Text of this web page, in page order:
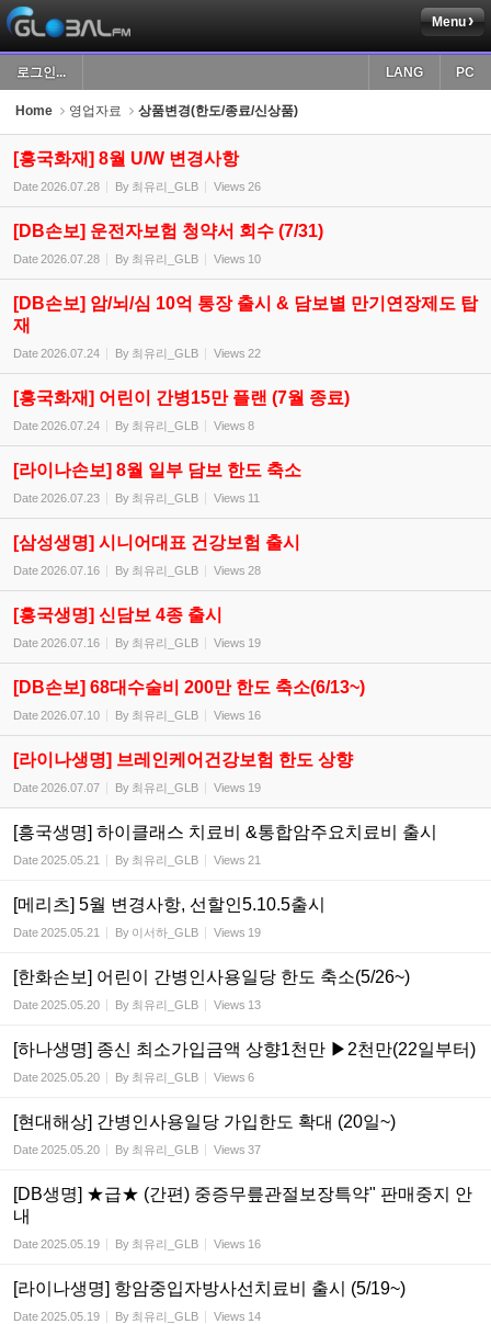
Menu
로그인... PC
LANG
Home 영업자료 상품변경(한도/종료/신상품)
[흥국화재] 8월 U/W 변경사항
Date2026.07.28 By 최유리_GLB Views 26
[DB손보] 운전자보험 청약서 회수 (7/31)
Date2026.07.28 By 최유리_GLB Views 10
[DB손보] 암/뇌/심 10억 통장 출시 & 담보별 만기연장제도 탑
재
Date2026.07.24 By 최유리_GLB Views 22
[흥국화재] 어린이 간병15만 플랜 (7월 종료)
Date2026.07.24 By 최유리_GLB Views 8
[라이나손보] 8월 일부 담보 한도 축소
Date2026.07.23 By 최유리_GLB Views 11
[삼성생명] 시니어대표 건강보험 출시
Date2026.07.16 By 최유리_GLB Views 28
[흥국생명] 신담보 4종 출시
Date2026.07.16 By 최유리_GLB Views 19
[DB손보] 68대수술비 200만 한도 축소(6/13~)
Date2026.07.10 By 최유리_GLB Views 16
[라이나생명] 브레인케어건강보험 한도 상향
Date2026.07.07 By 최유리_GLB Views 19
[흥국생명] 하이클래스 치료비 &통합암주요치료비 출시
Date2025.05.21 By 최유리_GLB Views 21
[메리츠] 5월 변경사항, 선할인5.10.5출시
Date2025.05.21 By 이서하_GLB Views 19
[한화손보] 어린이 간병인사용일당 한도 축소(5/26~)
Date2025.05.20 By 최유리_GLB Views 13
[하나생명] 종신 최소가입금액 상향1천만 ▶2천만(22일부터)
Date2025.05.20 By 최유리_GLB Views 6
[현대해상] 간병인사용일당 가입한도 확대 (20일~)
Date2025.05.20 By 최유리_GLB Views 37
[DB생명] ★급★ (간편) 중증무릎관절보장특약" 판매중지 안
내
Date2025.05.19 By 최유리_GLB Views 16
[라이나생명] 항암중입자방사선치료비 출시 (5/19~)
Date2025.05.19 By 최유리_GLB Views 14
Sketchbook5, 스케치북5
Sketchbook5, 스케치북5